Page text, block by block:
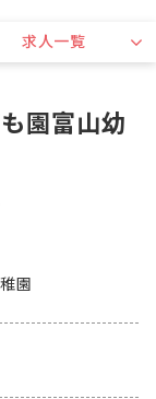
求人一覧
園富山幼
園